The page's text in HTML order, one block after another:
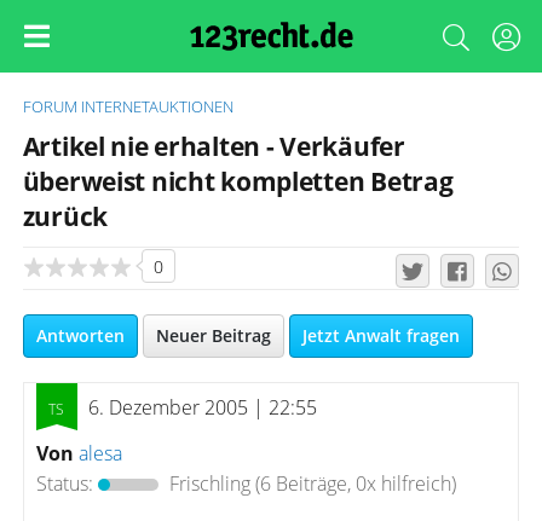
FORUM INTERNETAUKTIONEN
Artikel nie erhalten - Verkäufer
überweist nicht kompletten Betrag
zurück
0
Antworten Neuer Beitrag Jetzt Anwalt fragen
6. Dezember 2005 | 22:55
Von alesa
Status:
Frischling(6 Beiträge, 0x hilfreich)